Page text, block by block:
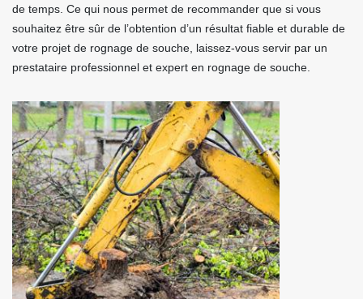
de temps. Ce qui nous permet de recommander que si vous
souhaitez être sûr de l’obtention d’un résultat fiable et durable de
votre projet de rognage de souche, laissez-vous servir par un
prestataire professionnel et expert en rognage de souche.